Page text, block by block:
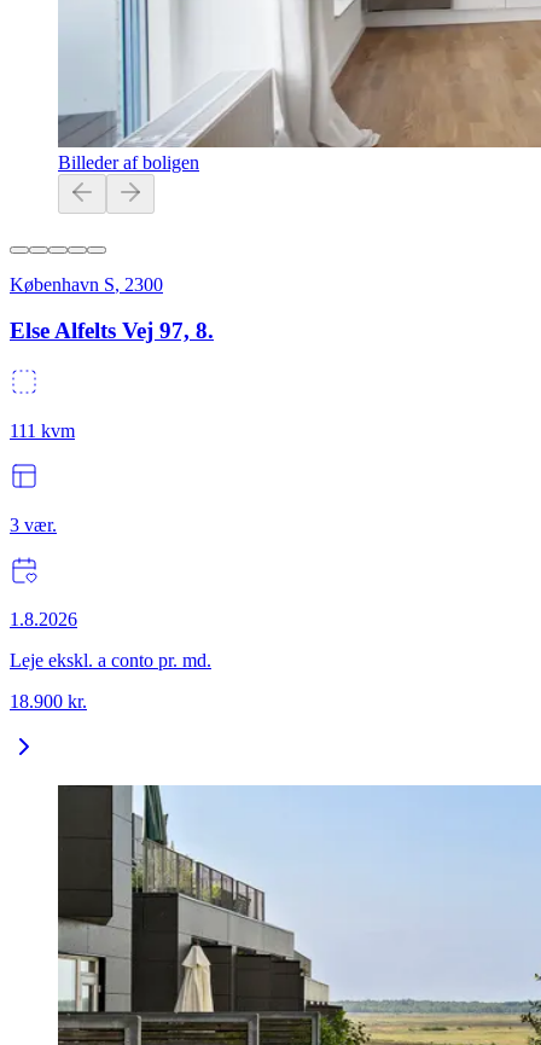
Billeder af boligen
København S, 2300
Else Alfelts Vej 97, 8.
111 kvm
3 vær.
1.8.2026
Leje ekskl. a conto pr. md.
18.900 kr.